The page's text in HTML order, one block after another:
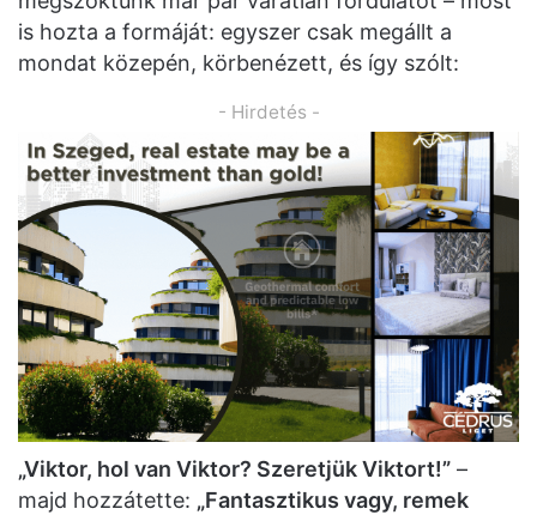
is hozta a formáját: egyszer csak megállt a
mondat közepén, körbenézett, és így szólt:
- Hirdetés -
„Viktor, hol van Viktor? Szeretjük Viktort!” –
majd hozzátette: „Fantasztikus vagy, remek